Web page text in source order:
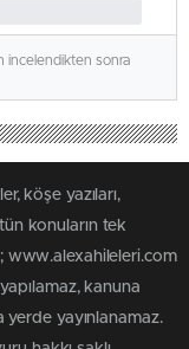
incelendikten sonra
köşe yazıları,
konuların tek
www.alexahileleri.com
kanuna
yerde yayınlanamaz.